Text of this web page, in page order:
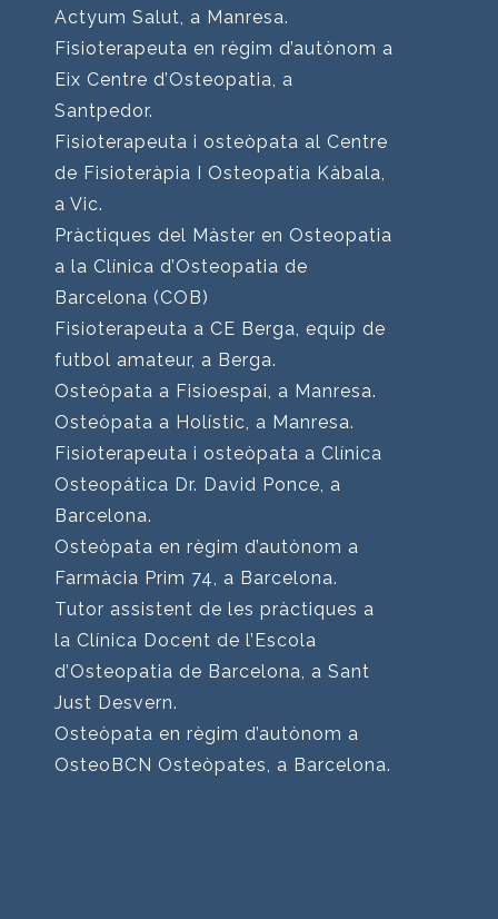
Actyum Salut, a Manresa.
Fisioterapeuta en règim d’autònom a
Eix Centre d’Osteopatia, a
Santpedor.
Fisioterapeuta i osteòpata al Centre
de Fisioteràpia I Osteopatia Kàbala,
a Vic.
Pràctiques del Màster en Osteopatia
a la Clínica d’Osteopatia de
Barcelona (COB)
Fisioterapeuta a CE Berga, equip de
futbol amateur, a Berga.
Osteòpata a Fisioespai, a Manresa.
Osteòpata a Holístic, a Manresa.
Fisioterapeuta i osteòpata a Clínica
Osteopática Dr. David Ponce, a
Barcelona.
Osteòpata en règim d’autònom a
Farmàcia Prim 74, a Barcelona.
Tutor assistent de les pràctiques a
la Clínica Docent de l’Escola
d’Osteopatia de Barcelona, a Sant
Just Desvern.
Osteòpata en règim d’autònom a
OsteoBCN Osteòpates, a Barcelona.